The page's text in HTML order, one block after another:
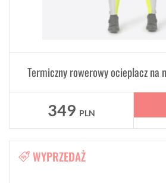
349 PLN
WYPRZEDAŻ